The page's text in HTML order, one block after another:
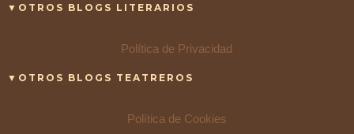
▼OTROS BLOGS LITERARIOS
Política de Privacidad
▼OTROS BLOGS TEATREROS
Política de Cookies